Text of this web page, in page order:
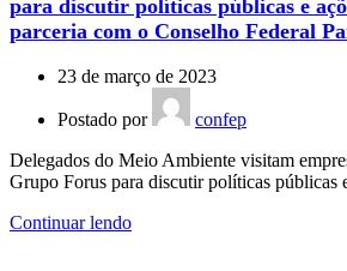
para discutir políticas públicas e
parceria com o Conselho Federal
23 de março de 2023
Postado por
confep
Delegados do Meio Ambiente visitam
Grupo Forus para discutir políticas públicas
Continuar lendo